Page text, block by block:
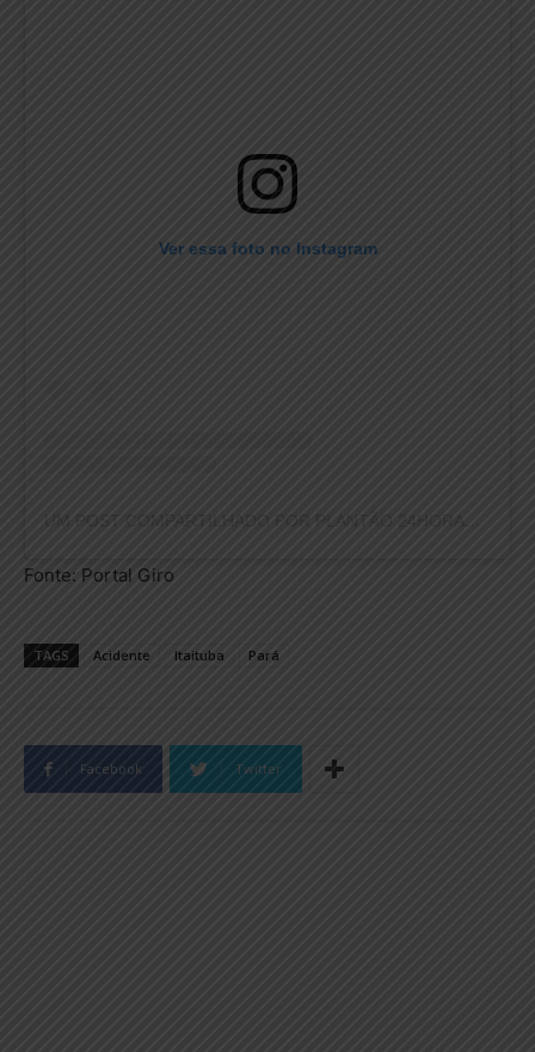
Ver essa foto no Instagram
Fonte: Portal Giro
TAGS Acidente Itaituba Pará
Facebook Twitter